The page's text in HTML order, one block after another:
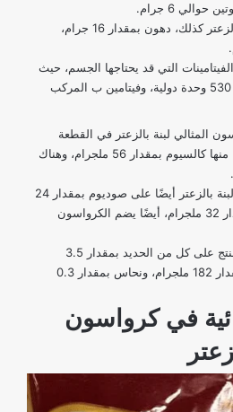
يضم كرواسون المثالي لبنة بالزعتر كذلك، دهون بمقدار 16 جرام،
التي قد يحتاجها الجسم، حيث
يضم كل من فيتامين أ بمقدار 530 وحدة دولية، وفيتامين ب المركب
المثالي لبنة بالزعتر في القطعة
الواحدة منه عدد من المعادن، منها كالسيوم بمقدار 56 ملجرام، وهناك
كما يحتوي كرواسون المثالي لبنة بالزعتر أيضًا على صوديوم بمقدار 24
ملجرام، وهناك مغنيزيوم بمقدار 32 ملجرام، أيضًا يضم الكرواسون
يمكنك أيضًا العثور في هذا المنتج على كل من الحديد بمقدار 3.5
ملجرام، وكذلك الفوسفور بمقدار 182 ملجرام، ونحاس بمقدار 0.3
في كرواسون